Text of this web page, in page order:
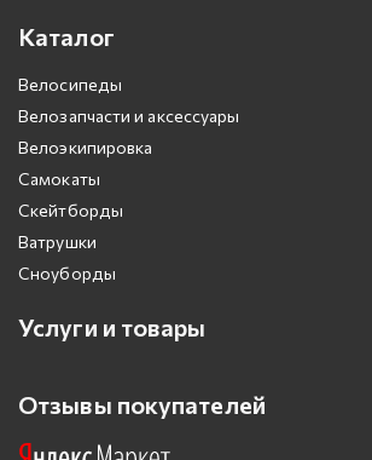
Каталог
Велосипеды
Велозапчасти и аксессуары
Велоэкипировка
Самокаты
Скейтборды
Ватрушки
Сноуборды
Услуги и товары
Отзывы покупателей